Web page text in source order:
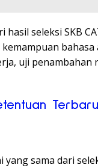
seleksi SKB
uji
Terbaru
sama dari